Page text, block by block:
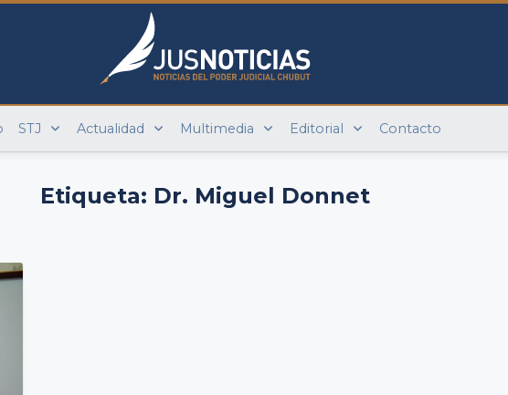
STJ Actualidad Multimedia Editorial Contacto
Etiqueta: Dr. Miguel Donnet